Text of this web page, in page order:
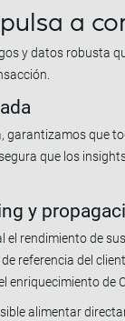
a
y datos robusta
garantizamos que
que los
y
el rendimiento de
referencia del
enriquecimiento de
alimentar